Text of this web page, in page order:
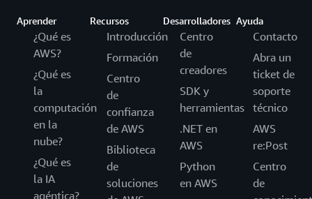
Aprender
¿Qué es
AWS?
¿Qué es
la
computación
en la
nube?
¿Qué es
la IA
agéntica?
Recursos
Introducción
Formación
Centro
de
confianza
de AWS
Biblioteca
de
soluciones
Desarrolladores
Centro
de
creadores
SDK y
herramientas
.NET en
AWS
Python
en AWS
Ayuda
Contacto
Abra un
ticket de
soporte
técnico
AWS
re:Post
Centro
de